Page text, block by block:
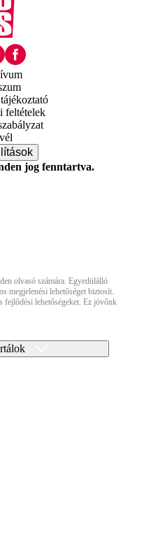
feltételek
jog fenntartva.
olvasó számára. Egyedülálló
megjelenési lehetőséget biztosít.
fejlődési lehetőségeket. Ez jövőnk